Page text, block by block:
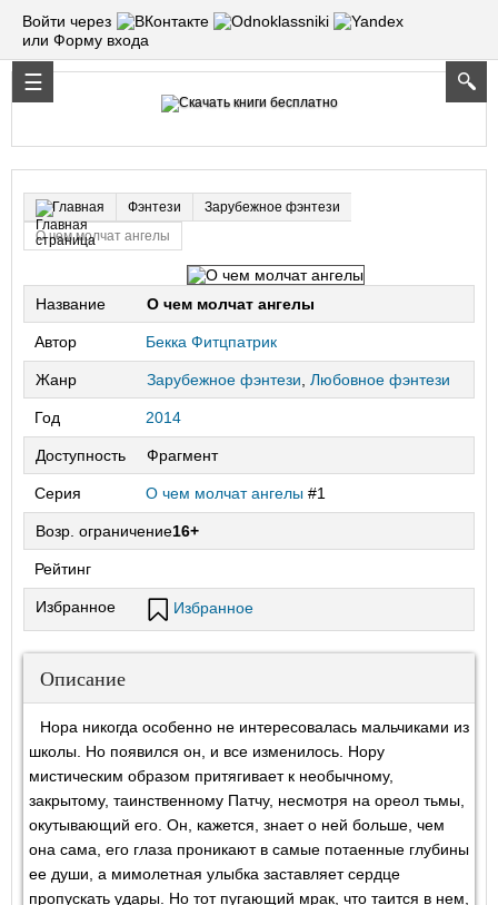
Войти через
или Форму входа
Главная Фэнтези
Зарубежное фэнтези
О чем молчат ангелы
Название О чем молчат ангелы
Автор Бекка Фитцпатрик
Жанр Зарубежное фэнтези, Любовное фэнтези
Год 2014
Доступность Фрагмент
Серия О чем молчат ангелы #1
Возр. ограничение16+
Рейтинг
Избранное Избранное
Описание
Нора никогда особенно не интересовалась мальчиками из
школы. Но появился он, и все изменилось. Нору
мистическим образом притягивает к необычному,
закрытому, таинственному Патчу, несмотря на ореол тьмы,
окутывающий его. Он, кажется, знает о ней больше, чем
она сама, его глаза проникают в самые потаенные глубины
ее души, а мимолетная улыбка заставляет сердце
пропускать удары. Но тот пугающий мрак, что таится в нем,